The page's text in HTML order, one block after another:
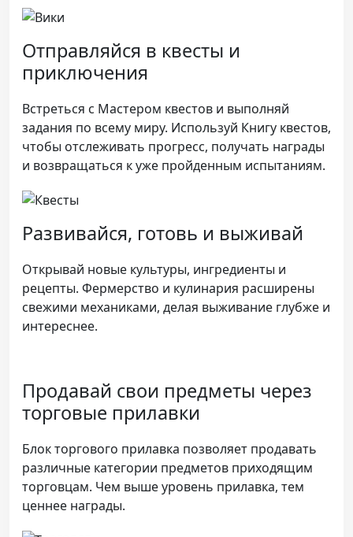
Отправляйся в квесты и
приключения
Встреться с Мастером квестов и выполняй
задания по всему миру. Используй Книгу квестов,
чтобы отслеживать прогресс, получать награды
и возвращаться к уже пройденным испытаниям.
Развивайся, готовь и выживай
Открывай новые культуры, ингредиенты и
рецепты. Фермерство и кулинария расширены
свежими механиками, делая выживание глубже и
интереснее.
Продавай свои предметы через
торговые прилавки
Блок торгового прилавка позволяет продавать
различные категории предметов приходящим
торговцам. Чем выше уровень прилавка, тем
ценнее награды.